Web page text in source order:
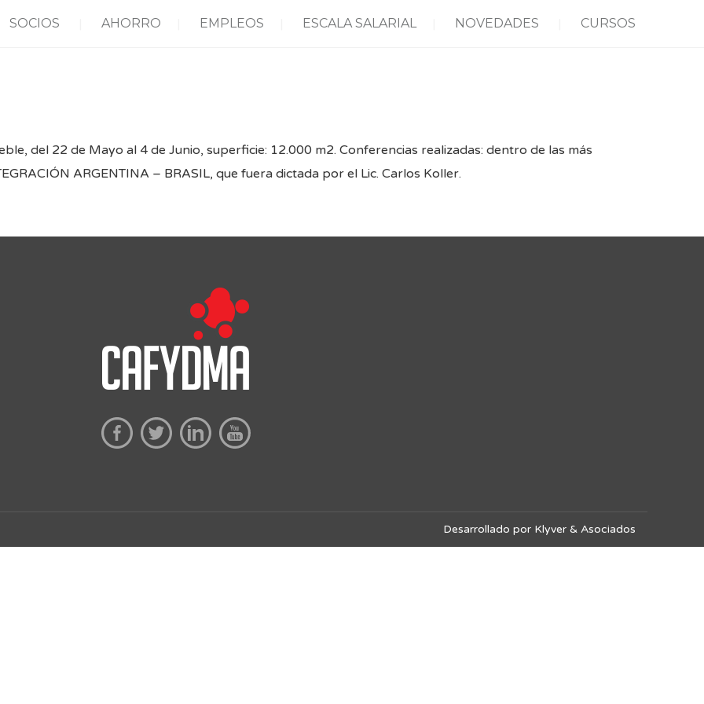
SOCIOS AHORRO EMPLEOS ESCALA SALARIAL NOVEDADES CURSOS
del 22 de Mayo al 4 de Junio, superficie: 12.000 m2. Conferencias realizadas: dentro de las más
ARGENTINA – BRASIL, que fuera dictada por el Lic. Carlos Koller.
Desarrollado por Klyver & Asociados